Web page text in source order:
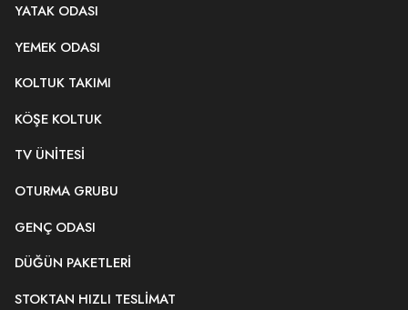
YATAK ODASI
YEMEK ODASI
KOLTUK TAKIMI
KÖŞE KOLTUK
TV ÜNITESI
OTURMA GRUBU
GENÇ ODASI
DÜĞÜN PAKETLERI
STOKTAN HIZLI TESLIMAT